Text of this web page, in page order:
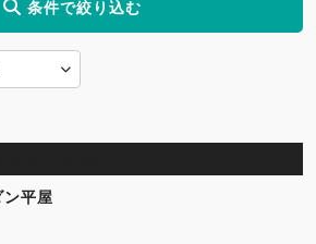
条件で絞り込む
平屋